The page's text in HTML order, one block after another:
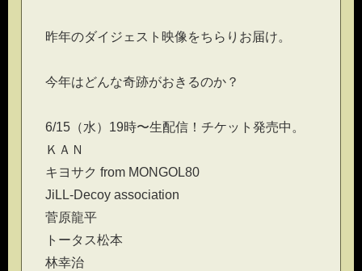
昨年のダイジェスト映像をちらりお届け。
今年はどんな奇跡がおきるのか？
6/15（水）19時〜生配信！チケット発売中。
ＫＡＮ
キヨサク from MONGOL80
JiLL-Decoy association
菅原龍平
トータス松本
林幸治